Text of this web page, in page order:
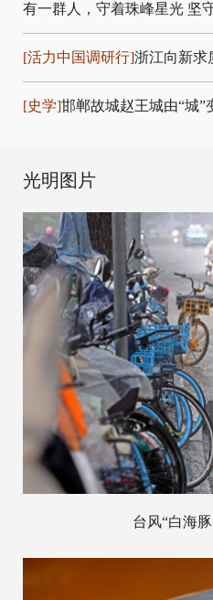
有一群人，守着珠峰星光 坚
[活力中国调研行]浙江向新求
[史学]邯郸故城赵王城由“城”
光明图片
台风“白海